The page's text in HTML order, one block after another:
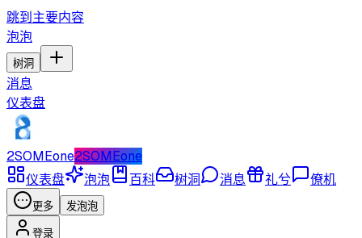
跳到主要内容
泡泡
树洞
消息
仪表盘
2SOMEone2SOMEone
仪表盘
泡泡 百科 树洞 消息 礼兮 僚机
更多 发泡泡
登录